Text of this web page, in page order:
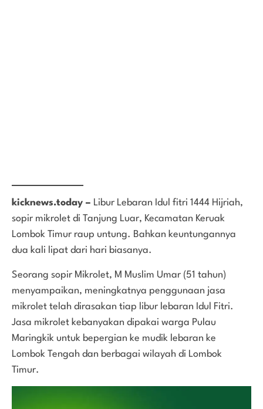
kicknews.today – Libur Lebaran Idul fitri 1444 Hijriah,
sopir mikrolet di Tanjung Luar, Kecamatan Keruak
Lombok Timur raup untung. Bahkan keuntungannya
dua kali lipat dari hari biasanya.
Seorang sopir Mikrolet, M Muslim Umar (51 tahun)
menyampaikan, meningkatnya penggunaan jasa
mikrolet telah dirasakan tiap libur lebaran Idul Fitri.
Jasa mikrolet kebanyakan dipakai warga Pulau
Maringkik untuk bepergian ke mudik lebaran ke
Lombok Tengah dan berbagai wilayah di Lombok
Timur.